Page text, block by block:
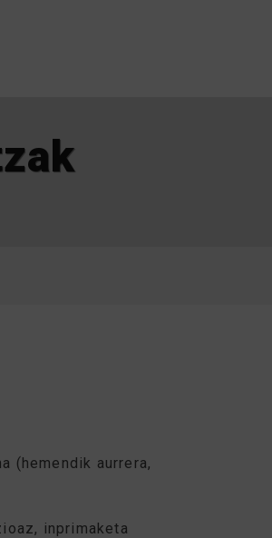
(hemendik aurrera,
inprimaketa